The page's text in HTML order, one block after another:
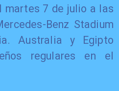
martes 7 de julio a las
Benz Stadium
Australia y Egipto
regulares en el